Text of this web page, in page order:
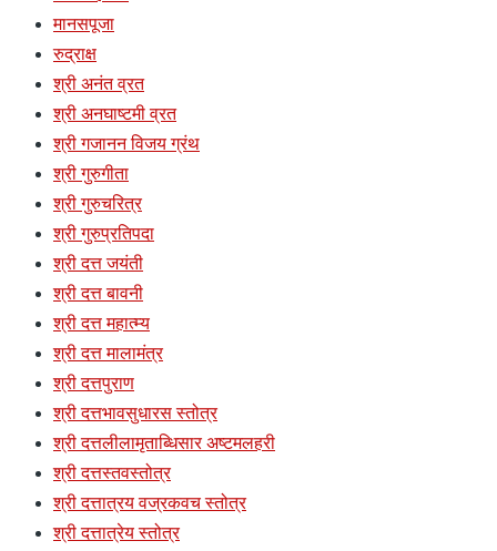
मानसपूजा
रुद्राक्ष
श्री अनंत व्रत
श्री अनघाष्टमी व्रत
श्री गजानन विजय ग्रंथ
श्री गुरुगीता
श्री गुरुचरित्र
श्री गुरुप्रतिपदा
श्री दत्त जयंती
श्री दत्त बावनी
श्री दत्त महात्म्य
श्री दत्त मालामंत्र
श्री दत्तपुराण
श्री दत्तभावसुधारस स्तोत्र
श्री दत्तलीलामृताब्धिसार अष्टमलहरी
श्री दत्तस्तवस्तोत्र
श्री दत्तात्रय वज्रकवच स्तोत्र
श्री दत्तात्रेय स्तोत्र